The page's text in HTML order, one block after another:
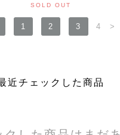
SOLD OUT
1 2 3 4 >
近チェックした商品